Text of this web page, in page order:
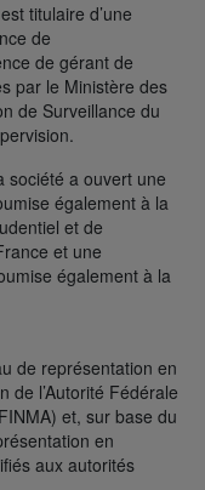
titulaire d’une
de
de gérant de
par le Ministère des
de Surveillance du
société a ouvert une
également à la
et de
et une
également à la
de représentation en
de l’Autorité Fédérale
et, sur base du
en
aux autorités